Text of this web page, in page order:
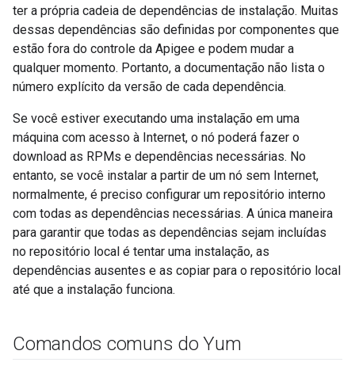
ter a própria cadeia de dependências de instalação. Muitas
dessas dependências são definidas por componentes que
estão fora do controle da Apigee e podem mudar a
qualquer momento. Portanto, a documentação não lista o
número explícito da versão de cada dependência.
Se você estiver executando uma instalação em uma
máquina com acesso à Internet, o nó poderá fazer o
download as RPMs e dependências necessárias. No
entanto, se você instalar a partir de um nó sem Internet,
normalmente, é preciso configurar um repositório interno
com todas as dependências necessárias. A única maneira
para garantir que todas as dependências sejam incluídas
no repositório local é tentar uma instalação, as
dependências ausentes e as copiar para o repositório local
até que a instalação funciona.
Comandos comuns do Yum